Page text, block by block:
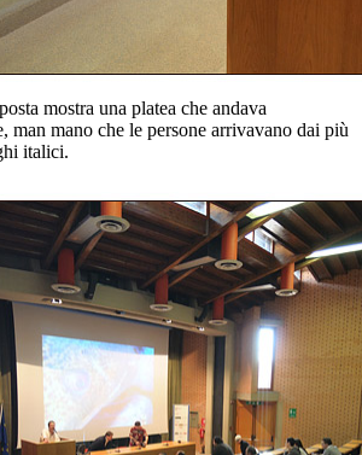
mostra una platea che andava
man mano che le persone arrivavano dai più
italici.